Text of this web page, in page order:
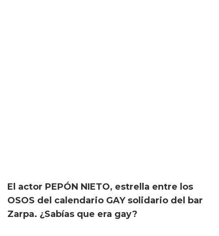
El actor PEPÓN NIETO, estrella entre los
OSOS del calendario GAY solidario del bar
Zarpa. ¿Sabías que era gay?